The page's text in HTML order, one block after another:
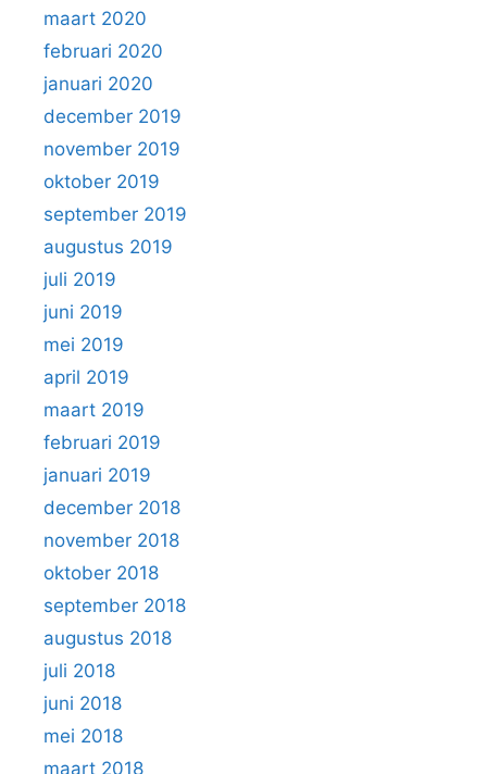
maart 2020
februari 2020
januari 2020
december 2019
november 2019
oktober 2019
september 2019
augustus 2019
juli 2019
juni 2019
mei 2019
april 2019
maart 2019
februari 2019
januari 2019
december 2018
november 2018
oktober 2018
september 2018
augustus 2018
juli 2018
juni 2018
mei 2018
maart 2018